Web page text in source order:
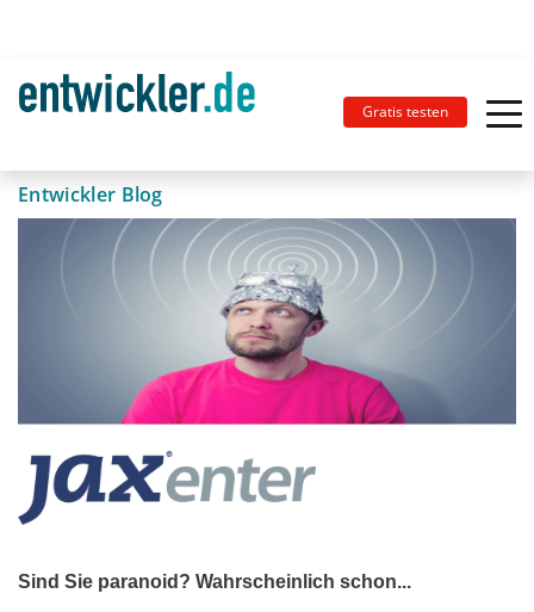
Gratis testen
Entwickler Blog
Sind Sie paranoid? Wahrscheinlich schon...